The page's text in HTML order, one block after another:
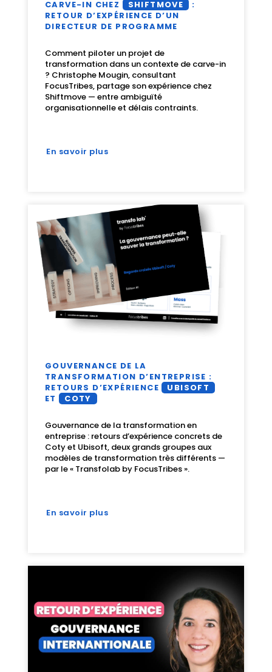
CARVE-IN CHEZ SHIFTMOVE
:
RETOUR D’EXPÉRIENCE D’UN
DIRECTEUR DE PROGRAMME
Comment piloter un projet de
transformation dans un contexte de carve-in
? Christophe Mougin, consultant
FocusTribes, partage son expérience chez
Shiftmove — entre ambiguïté
organisationnelle et délais contraints.
En savoir plus
GOUVERNANCE DE LA
TRANSFORMATION D’ENTREPRISE :
RETOURS D’EXPÉRIENCE UBISOFT
ET COTY
Gouvernance de la transformation en
entreprise : retours d’expérience concrets de
Coty et Ubisoft, deux grands groupes aux
modèles de transformation très différents —
par le « Transfolab by FocusTribes ».
En savoir plus